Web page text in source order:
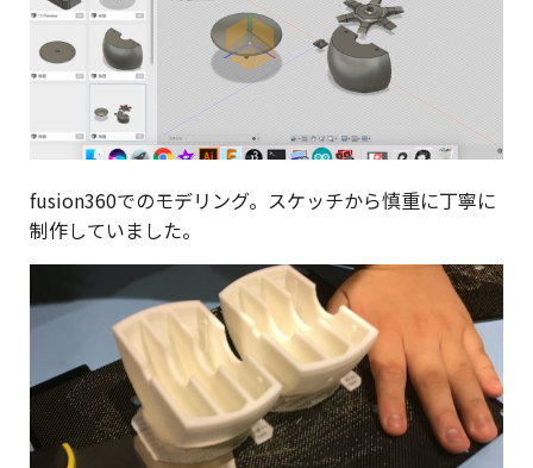
fusion360でのモデリング。スケッチから慎重に丁寧に
制作していました。